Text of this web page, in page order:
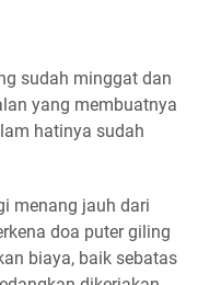
sudah minggat dan
yang membuatnya
hatinya sudah
menang jauh dari
doa puter giling
biaya, baik sebatas